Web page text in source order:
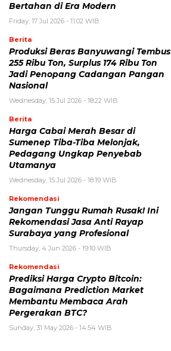
Bertahan di Era Modern
Friday, 17 Jul 2026 - 11:02 WIB
Berita
Produksi Beras Banyuwangi Tembus
255 Ribu Ton, Surplus 174 Ribu Ton
Jadi Penopang Cadangan Pangan
Nasional
Wednesday, 15 Jul 2026 - 18:22 WIB
Berita
Harga Cabai Merah Besar di
Sumenep Tiba-Tiba Melonjak,
Pedagang Ungkap Penyebab
Utamanya
Wednesday, 15 Jul 2026 - 18:19 WIB
Rekomendasi
Jangan Tunggu Rumah Rusak! Ini
Rekomendasi Jasa Anti Rayap
Surabaya yang Profesional
Thursday, 4 Jun 2026 - 19:10 WIB
Rekomendasi
Prediksi Harga Crypto Bitcoin:
Bagaimana Prediction Market
Membantu Membaca Arah
Pergerakan BTC?
Sunday, 31 May 2026 - 14:54 WIB